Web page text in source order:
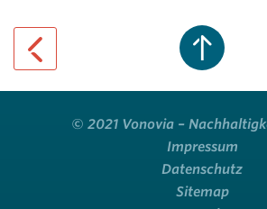
© 2021 Vonovia –
Impressum
Datenschutz
Sitemap